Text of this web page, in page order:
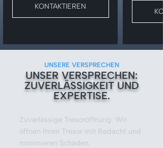
KONTAKTIEREN
UNSERE VERSPRECHEN
UNSER VERSPRECHEN:
ZUVERLÄSSIGKEIT UND
EXPERTISE.
Zuverlässige Tresoröffnung: Wir
öffnen Ihren Tresor mit Bedacht und
minimieren Schäden.